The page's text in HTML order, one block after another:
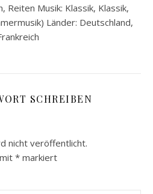
Reiten Musik: Klassik, Klassik,
Länder: Deutschland,
SCHREIBEN
nicht veröffentlicht.
* markiert